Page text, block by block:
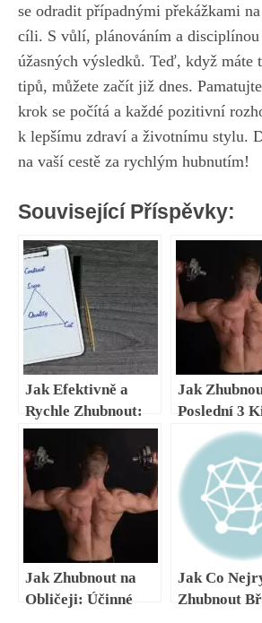
‌se ‌odradit případnými překážkami
cíli. S​ vůlí, plánováním a disciplínou
‌úžasných výsledků. Teď, když ‍máte
tipů, můžete začít již dnes.
krok se⁢ počítá a každé ‌pozitivní
k lepšímu zdraví a životnímu stylu.⁣
na vaší cestě za rychlým hubnutím! ⁢
Související Příspěvky:
Jak Efektivně a
Rychle Zhubnout:
Osobní Návody a
Postupy
Jak
Poslední 3
Účinné
Jak Zhubnout na
Obličeji: Účinné
Jak Co
Zhubnout